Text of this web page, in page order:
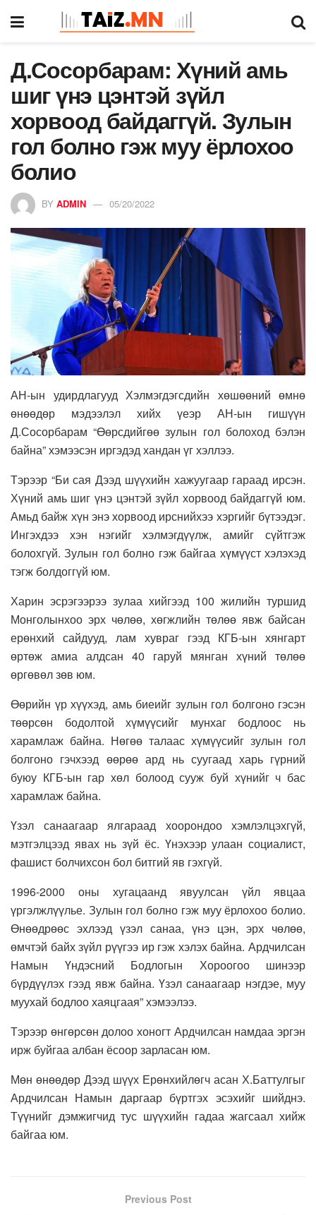
Д.Сосорбарам: Хүний амь
шиг үнэ цэнтэй зүйл
хорвоод байдаггүй. Зулын
гол болно гэж муу ёрлохоо
болио
BY ADMIN 05/20/2022
АН-ын удирдлагууд Хэлмэгдэгсдийн хөшөөний өмнө
өнөөдөр мэдээлэл хийх үеэр АН-ын гишүүн
Д.Сосорбарам “Өөрсдийгөө зулын гол болоход бэлэн
байна” хэмээсэн иргэдэд хандан үг хэллээ.
Тэрээр “Би сая Дээд шүүхийн хажуугаар гараад ирсэн.
Хүний амь шиг үнэ цэнтэй зүйл хорвоод байдаггүй юм.
Амьд байж хүн энэ хорвоод ирснийхээ хэргийг бүтээдэг.
Ингэхдээ хэн нэгийг хэлмэгдүүлж, амийг сүйтгэж
болохгүй. Зулын гол болно гэж байгаа хүмүүст хэлэхэд
тэгж болдоггүй юм.
Харин эсрэгээрээ зулаа хийгээд 100 жилийн туршид
Монголынхоо эрх чөлөө, хөгжлийн төлөө явж байсан
ерөнхий сайдууд, лам хувраг гээд КГБ-ын хянгарт
өртөж амиа алдсан 40 гаруй мянган хүний төлөө
өргөвөл зөв юм.
Өөрийн үр хүүхэд, амь биеийг зулын гол болгоно гэсэн
төөрсөн бодолтой хүмүүсийг мунхаг бодлоос нь
харамлаж байна. Нөгөө талаас хүмүүсийг зулын гол
болгоно гэчхээд өөрөө ард нь суугаад харь гүрний
буюу КГБ-ын гар хөл болоод сууж буй хүнийг ч бас
харамлаж байна.
Үзэл санаагаар ялгараад хоорондоо хэмлэлцэхгүй,
мэтгэлцээд явах нь зүй ёс. Үнэхээр улаан социалист,
фашист болчихсон бол битгий яв гэхгүй.
1996-2000 оны хугацаанд явуулсан үйл явцаа
үргэлжлүүлье. Зулын гол болно гэж муу ёрлохоо болио.
Өнөөдрөөс эхлээд үзэл санаа, үнэ цэн, эрх чөлөө,
өмчтэй байх зүйл рүүгээ ир гэж хэлэх байна. Ардчилсан
Намын Үндэсний Бодлогын Хороогоо шинээр
бүрдүүлэх гээд явж байна. Үзэл санаагаар нэгдэе, муу
муухай бодлоо хаяцгаая” хэмээлээ.
Тэрээр өнгөрсөн долоо хоногт Ардчилсан намдаа эргэн
ирж буйгаа албан ёсоор зарласан юм.
Мөн өнөөдөр Дээд шүүх Ерөнхийлөгч асан Х.Баттулгыг
Ардчилсан Намын даргаар бүртгэх эсэхийг шийднэ.
Түүнийг дэмжигчид тус шүүхийн гадаа жагсаал хийж
байгаа юм.
Previous Post